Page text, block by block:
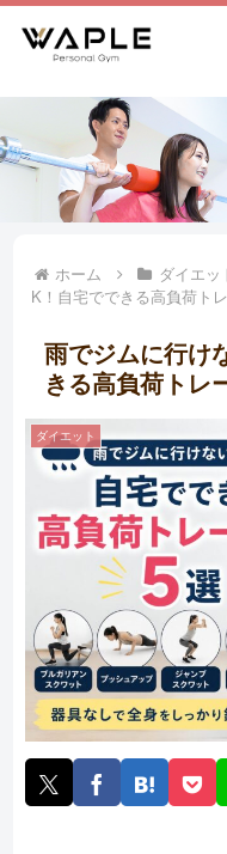
ホーム ダイエッ
K！自宅でできる高負荷ト
雨でジムに行け
きる高負荷トレ
ダイエット